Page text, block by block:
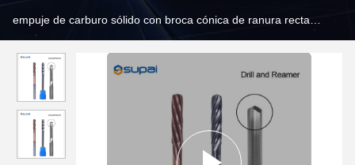
empuje de carburo sólido con broca cónica de ranura recta